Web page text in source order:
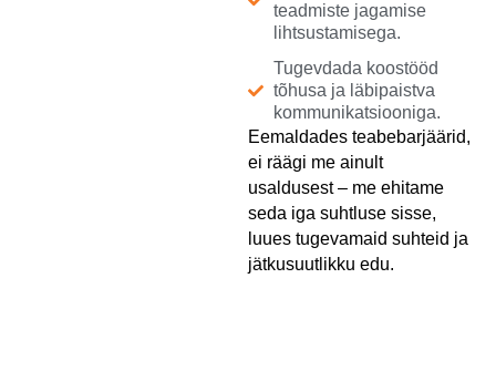
teadmiste jagamise
lihtsustamisega.
Tugevdada koostööd
tõhusa ja läbipaistva
kommunikatsiooniga.
Eemaldades teabebarjäärid,
ei räägi me ainult
usaldusest – me ehitame
seda iga suhtluse sisse,
luues tugevamaid suhteid ja
jätkusuutlikku edu.